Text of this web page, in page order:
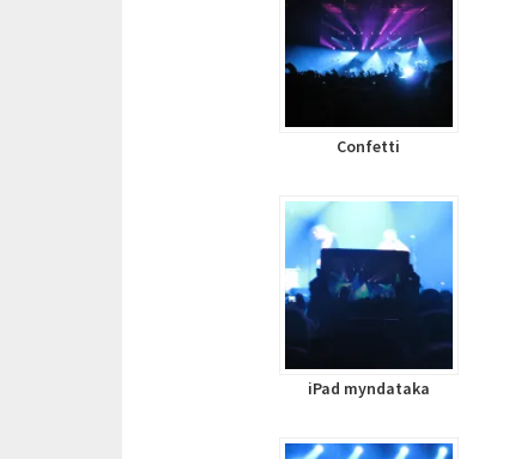
Confetti
iPad myndataka